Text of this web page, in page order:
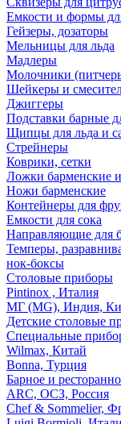
Емкости и формы
Гейзеры, дозаторы
Мельницы для льда
Мадлеры
Молочники
Шейкеры и
Джиггеры
Подставки барные
Щипцы для льда и
Стрейнеры
Коврики, сетки
Ложки барменские
Ножи барменские
Контейнеры для
Емкости для сока
Направляющие для
Темперы,
нок-боксы
Столовые приборы
Pintinox , Италия
МГ (MG), Индия,
Детские столовые
Специальные
Wilmax, Китай
Bonna, Турция
Барное и
ARC, ОСЗ, Россия
Chef & Sommelier,